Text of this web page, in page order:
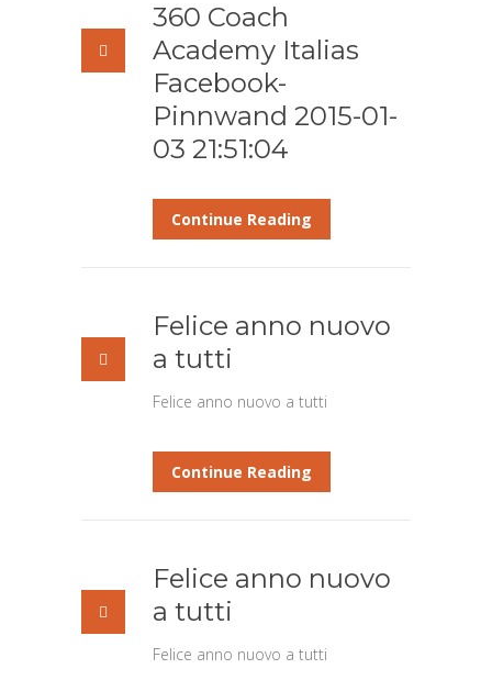
360 Coach
Academy Italias
Facebook-
Pinnwand 2015-01-
03 21:51:04
Continue Reading
Felice anno nuovo
a tutti
Felice anno nuovo a tutti
Continue Reading
Felice anno nuovo
a tutti
Felice anno nuovo a tutti